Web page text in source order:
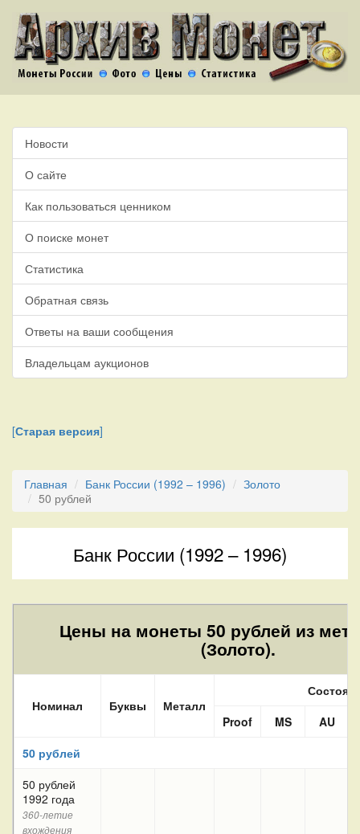
Новости
О сайте
Как пользоваться ценником
О поиске монет
Статистика
Обратная связь
Ответы на ваши сообщения
Владельцам аукционов
[Старая версия]
Главная Банк России (1992 – 1996)
Золото
50 рублей
Банк России (1992 – 1996)
Цены на монеты 50 рублей из
(Золото).
Номинал Буквы Металл
Proof
MS
AU
50 рублей
50 рублей
1992 года
360-летие
вхождения